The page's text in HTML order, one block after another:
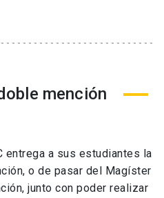
mención
entrega a sus estudiantes la
o de pasar del Magíster
junto con poder realizar